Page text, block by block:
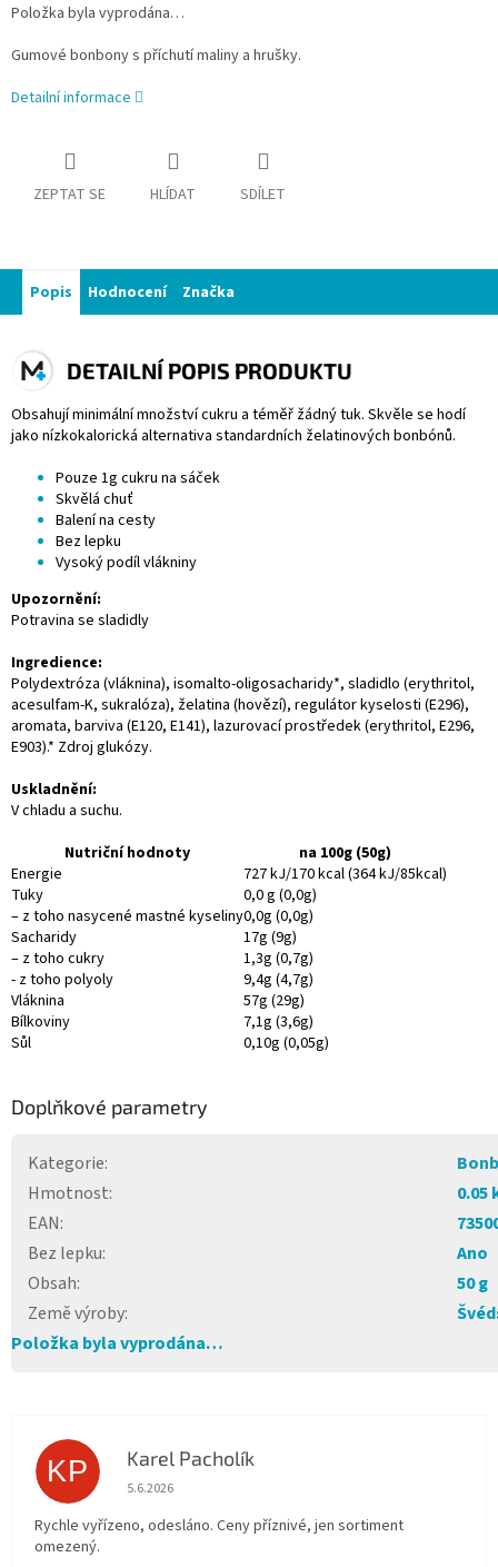
Položka byla vyprodána…
Gumové bonbony s příchutí maliny a hrušky.
Detailní informace
ZEPTAT SE HLÍDAT SDÍLET
Popis Hodnocení Značka
DETAILNÍ POPIS PRODUKTU
Obsahují minimální množství cukru a téměř žádný tuk. Skvěle se hodí
jako nízkokalorická alternativa standardních želatinových bonbónů.
Pouze 1g cukru na sáček
Skvělá chuť
Balení na cesty
Bez lepku
Vysoký podíl vlákniny
Upozornění:
Potravina se sladidly
Ingredience:
Polydextróza (vláknina), isomalto-oligosacharidy*, sladidlo (erythritol,
acesulfam-K, sukralóza), želatina (hovězí), regulátor kyselosti (E296),
aromata, barviva (E120, E141), lazurovací prostředek (erythritol, E296,
E903).* Zdroj glukózy.
Uskladnění:
V chladu a suchu.
Nutriční hodnoty
na 100g (50g)
Energie
727 kJ/170 kcal (364 kJ/85kcal)
Tuky
0,0 g (0,0g)
– z toho nasycené mastné kyseliny0,0g (0,0g)
Sacharidy
17g (9g)
– z toho cukry
1,3g (0,7g)
- z toho polyoly
9,4g (4,7g)
Vláknina
57g (29g)
Bílkoviny
7,1g (3,6g)
Sůl
0,10g (0,05g)
Doplňkové parametry
Kategorie:
Hmotnost:
0.05
EAN:
Bez lepku:
Ano
Obsah:
50 g
Země výroby:
Položka byla vyprodána…
KP Karel Pacholík
Hodnocení obchodu je 4 z 5 hvězdiček.
5.6.2026
Rychle vyřízeno, odesláno. Ceny příznivé, jen sortiment
omezený.